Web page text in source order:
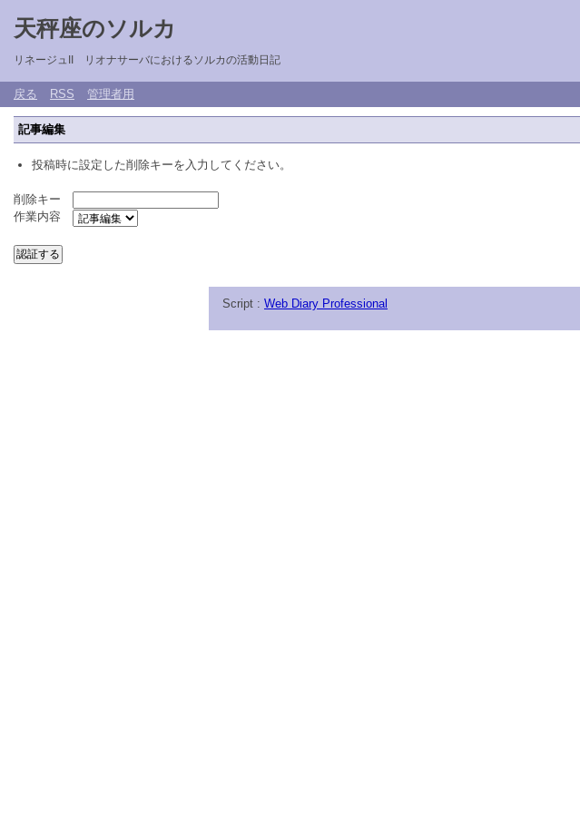
天秤座のソルカ
リネージュII リオナサーバにおけるソルカの活動日記
戻る RSS 管理者用
記事編集
投稿時に設定した削除キーを入力してください。
削除キー
作業内容
Script : Web Diary Professional